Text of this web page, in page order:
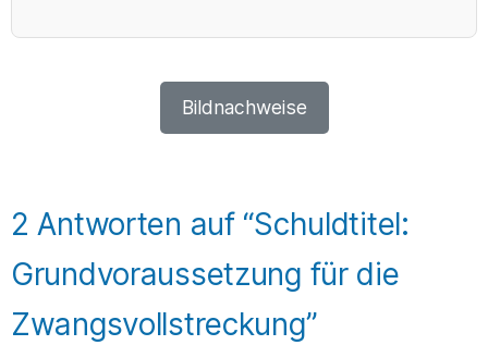
Bildnachweise
2 Antworten auf “Schuldtitel:
Grundvoraussetzung für die
Zwangsvollstreckung”